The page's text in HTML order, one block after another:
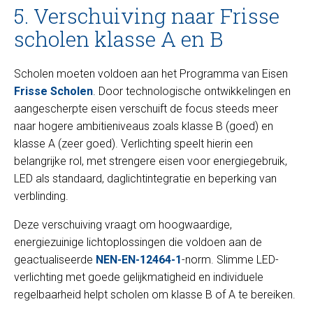
5. Verschuiving naar Frisse
scholen klasse A en B
Scholen moeten voldoen aan het Programma van Eisen
Frisse Scholen . Door technologische ontwikkelingen en
aangescherpte eisen verschuift de focus steeds meer
naar hogere ambitieniveaus zoals klasse B (goed) en
klasse A (zeer goed). Verlichting speelt hierin een
belangrijke rol, met strengere eisen voor energiegebruik,
LED als standaard, daglichtintegratie en beperking van
verblinding.
Deze verschuiving vraagt om hoogwaardige,
energiezuinige lichtoplossingen die voldoen aan de
geactualiseerde NEN-EN-12464-1-norm. Slimme LED-
verlichting met goede gelijkmatigheid en individuele
regelbaarheid helpt scholen om klasse B of A te bereiken.